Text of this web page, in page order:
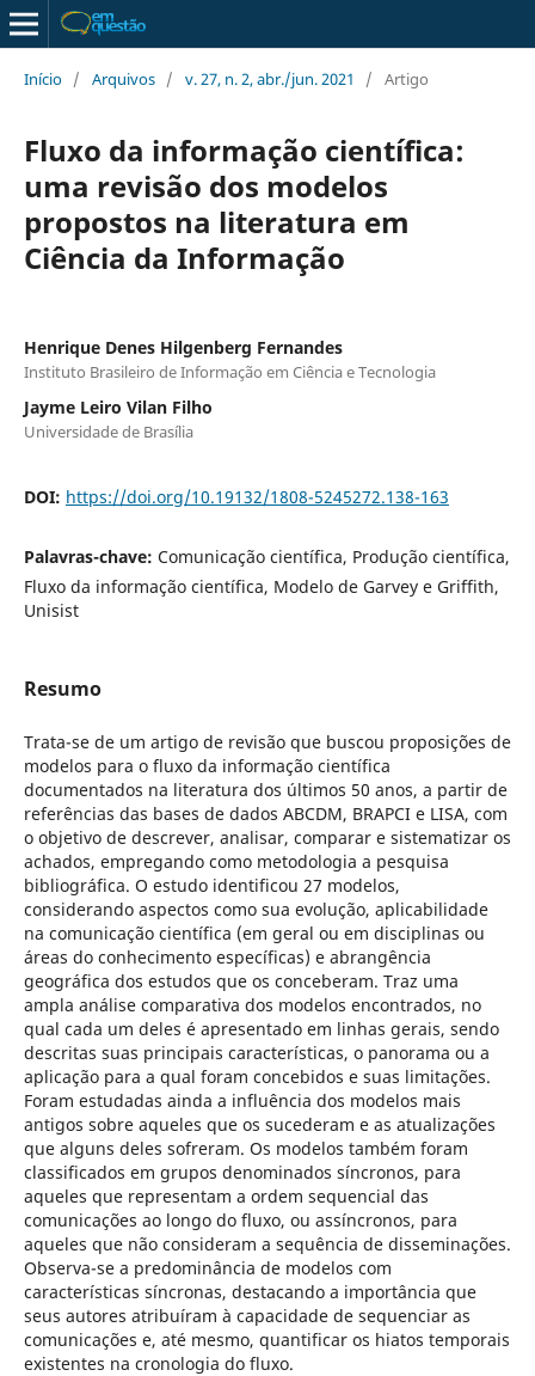
Início / Arquivos / v. 27, n. 2, abr./jun. 2021 / Artigo
Fluxo da informação científica:
uma revisão dos modelos
propostos na literatura em
Ciência da Informação
Henrique Denes Hilgenberg Fernandes
Instituto Brasileiro de Informação em Ciência e Tecnologia
Jayme Leiro Vilan Filho
Universidade de Brasília
DOI: https://doi.org/10.19132/1808-5245272.138-163
Palavras-chave: Comunicação científica, Produção científica,
Fluxo da informação científica, Modelo de Garvey e Griffith,
Unisist
Resumo
Trata-se de um artigo de revisão que buscou proposições de
modelos para o fluxo da informação científica
documentados na literatura dos últimos 50 anos, a partir de
referências das bases de dados ABCDM, BRAPCI e LISA, com
o objetivo de descrever, analisar, comparar e sistematizar os
achados, empregando como metodologia a pesquisa
bibliográfica. O estudo identificou 27 modelos,
considerando aspectos como sua evolução, aplicabilidade
na comunicação científica (em geral ou em disciplinas ou
áreas do conhecimento específicas) e abrangência
geográfica dos estudos que os conceberam. Traz uma
ampla análise comparativa dos modelos encontrados, no
qual cada um deles é apresentado em linhas gerais, sendo
descritas suas principais características, o panorama ou a
aplicação para a qual foram concebidos e suas limitações.
Foram estudadas ainda a influência dos modelos mais
antigos sobre aqueles que os sucederam e as atualizações
que alguns deles sofreram. Os modelos também foram
classificados em grupos denominados síncronos, para
aqueles que representam a ordem sequencial das
comunicações ao longo do fluxo, ou assíncronos, para
aqueles que não consideram a sequência de disseminações.
Observa-se a predominância de modelos com
características síncronas, destacando a importância que
seus autores atribuíram à capacidade de sequenciar as
comunicações e, até mesmo, quantificar os hiatos temporais
existentes na cronologia do fluxo.